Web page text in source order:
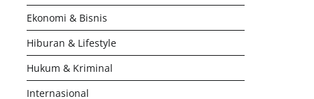
Ekonomi & Bisnis
Hiburan & Lifestyle
Hukum & Kriminal
Internasional